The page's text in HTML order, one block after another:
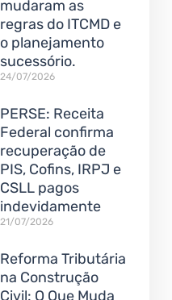
mudaram as
regras do ITCMD e
o planejamento
sucessório.
24/07/2026
PERSE: Receita
Federal confirma
recuperação de
PIS, Cofins, IRPJ e
CSLL pagos
indevidamente
21/07/2026
Reforma Tributária
na Construção
Civil: O Que Muda